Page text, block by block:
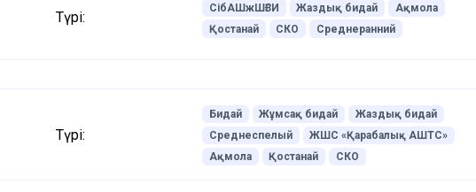
Түрі:
СібАШжШҒЗИ Жаздық бидай
Ақмола
Қостанай
СКО Среднеранний
Түрі:
Бидай Жұмсақ бидай
Жаздық бидай
Среднеспелый
ЖШС «Қарабалық АШТС»
Ақмола
Қостанай СКО